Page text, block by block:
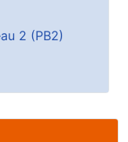
2 (PB2)